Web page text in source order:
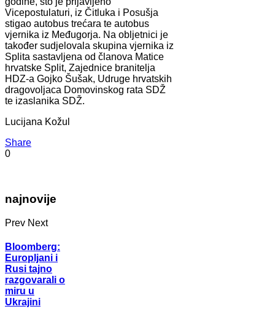
Vicepostulaturi, iz Čitluka i Posušja
stigao autobus trećara te autobus
vjernika iz Međugorja. Na obljetnici je
također sudjelovala skupina vjernika iz
Splita sastavljena od članova Matice
hrvatske Split, Zajednice branitelja
HDZ-a Gojko Šušak, Udruge hrvatskih
dragovoljaca Domovinskog rata SDŽ
te izaslanika SDŽ.
Lucijana Kožul
Share
0
najnovije
Prev Next
Bloomberg:
Europljani i
Rusi tajno
razgovarali o
miru u
Ukrajini